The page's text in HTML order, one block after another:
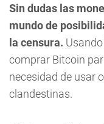
Sin dudas las
mundo de
la censura.
comprar Bitcoin
necesidad de usar
clandestinas.